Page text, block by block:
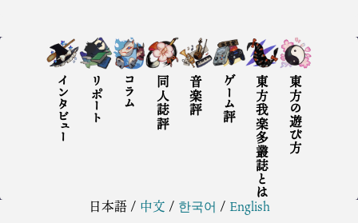
インタビュー リポート コラム 同人誌評 音楽評 ゲーム評 東方我楽多叢誌とは 東方の遊び方
日本語/ 中文 / 한국어 / English